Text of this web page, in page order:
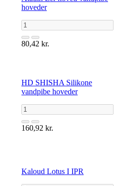
hoveder
80,42 kr.
HD SHISHA Silikone
vandpibe hoveder
160,92 kr.
Kaloud Lotus I IPR